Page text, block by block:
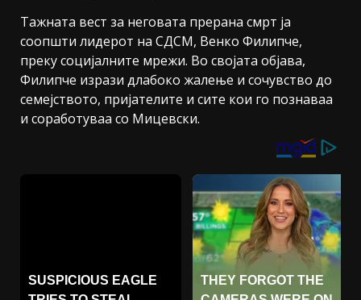
Тажната вест за неговата прерана смрт ја
соопшти лидерот на СДСМ, Венко Филипче,
преку социјалните мрежи. Во својата објава,
Филипче изрази длабоко жалење и сочувство до
семејството, пријателите и сите кои го познаваа
и соработуваа со Мицевски.